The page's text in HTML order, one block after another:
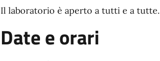
Il laboratorio è aperto a tutti e a tutte.
Date e orari